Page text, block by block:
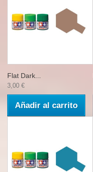
Flat Dark...
3,00 €
Añadir al carrito